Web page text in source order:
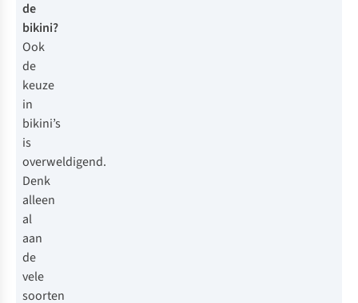
de
bikini?
Ook
de
keuze
in
bikini’s
is
overweldigend.
Denk
alleen
al
aan
de
vele
soorten